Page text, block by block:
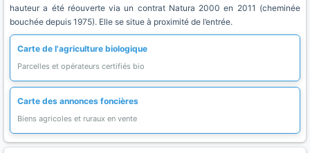
hauteur a été réouverte via un contrat Natura 2000 en 2011 (cheminée
bouchée depuis 1975). Elle se situe à proximité de l’entrée.
Carte de l'agriculture biologique
Parcelles et opérateurs certifiés bio
Carte des annonces foncières
Biens agricoles et ruraux en vente